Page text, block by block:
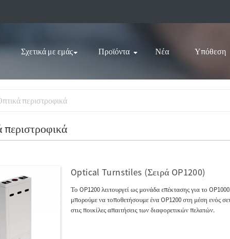
Σχετικά με εμάς Προϊόντα Νέα Υπόθεση
περιστροφικά
περιστροφικά
Optical Turnstiles (Σειρά OP1200)
Το OP1200 λειτουργεί ως μονάδα επέκτασης για το
μπορούμε να τοποθετήσουμε ένα OP1200 στη μέση ενός
στις ποικίλες απαιτήσεις των διαφορετικών πελατών.